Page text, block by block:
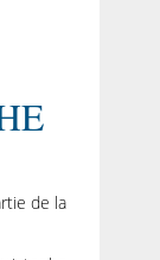
de la